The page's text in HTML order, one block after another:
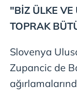
"BİZ ÜLKE
TOPRAK
Slovenya
Zupancic de